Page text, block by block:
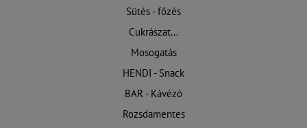
Sütés - főzés
Cukrászat...
Mosogatás
HENDI - Snack
BAR - Kávézó
Rozsdamentes